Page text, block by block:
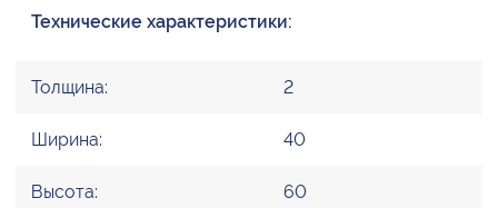
Технические характеристики:
Толщина: 2
Ширина: 40
Высота: 60